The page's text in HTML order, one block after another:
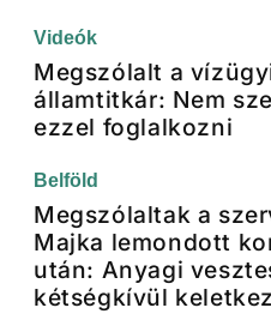
Videók
Megszólalt a
államtitkár: Nem
ezzel foglalkozni
Belföld
Megszólaltak a
Majka lemondott
után: Anyagi
kétségkívül